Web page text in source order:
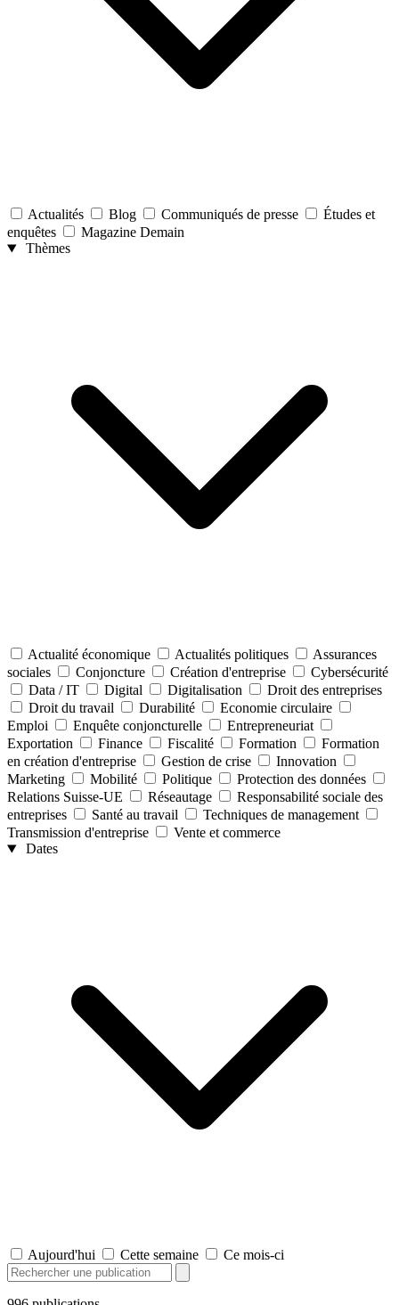
Actualités Blog Communiqués de presse
Études et
enquêtes
Magazine Demain
Thèmes
Actualité économique Actualités politiques
Assurances
sociales
Conjoncture Création d'entreprise
Cybersécurité
Data / IT
Digital Digitalisation
Droit des entreprises
Droit du travail
Durabilité
Economie circulaire
Emploi
Enquête conjoncturelle
Entrepreneuriat
Exportation
Finance Fiscalité Formation
Formation
en création d'entreprise
Gestion de crise
Innovation
Marketing
Mobilité Politique
Protection des données
Relations Suisse-UE
Réseautage
Responsabilité sociale des
entreprises
Santé au travail
Techniques de management
Transmission d'entreprise
Vente et commerce
Dates
Aujourd'hui Cette semaine Ce mois-ci